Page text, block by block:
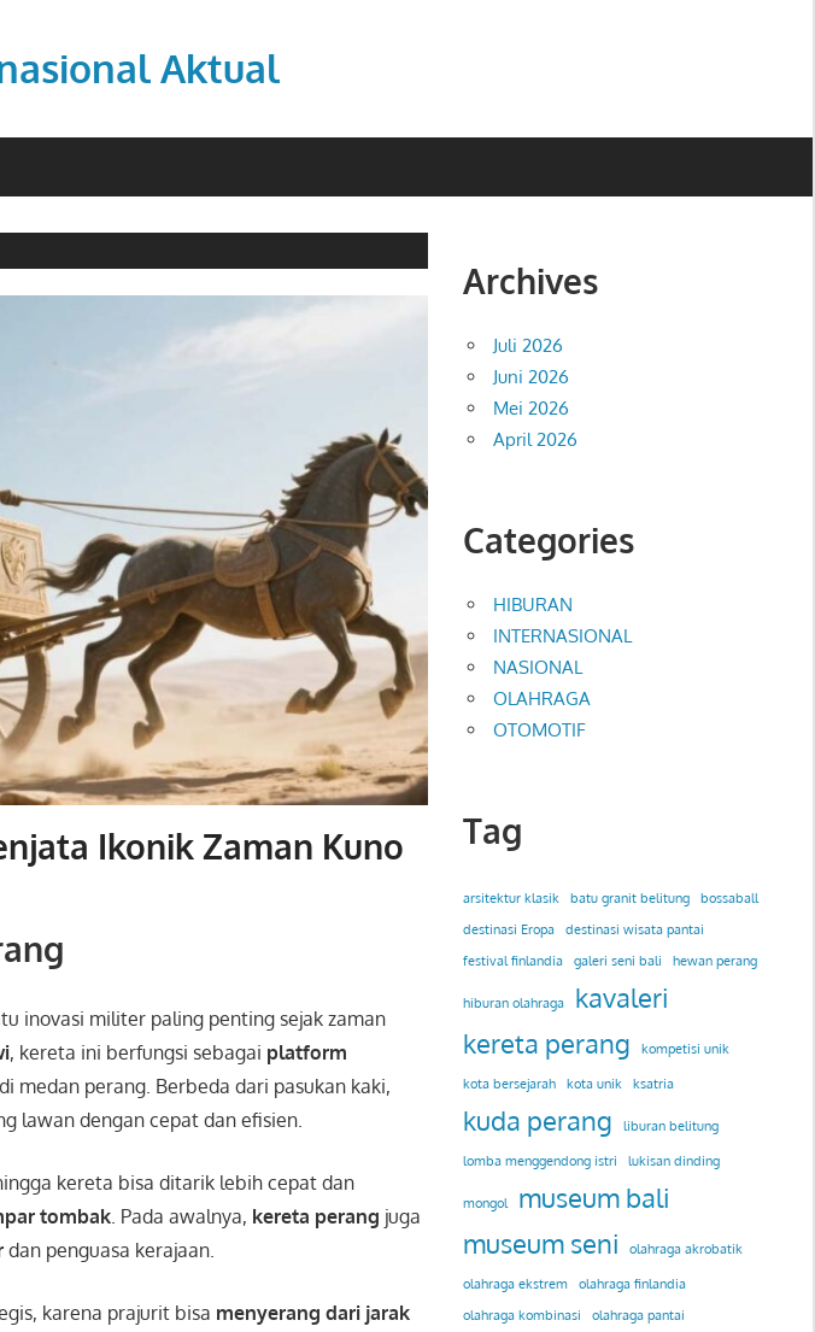
Aktual
Ikonik Zaman Kuno
inovasi militer paling penting sejak zaman
, kereta ini berfungsi sebagai platform
di medan perang. Berbeda dari pasukan kaki,
lawan dengan cepat dan efisien.
kereta bisa ditarik lebih cepat dan
tombak . Pada awalnya, kereta perang juga
dan penguasa kerajaan.
karena prajurit bisa menyerang dari jarak
Archives
Juli 2026
Juni 2026
Mei 2026
April 2026
Categories
HIBURAN
INTERNASIONAL
NASIONAL
OLAHRAGA
OTOMOTIF
Tag
arsitektur klasik batu granit belitung
bossaball
destinasi Eropa
destinasi wisata pantai
festival finlandia
galeri seni bali hewan perang
hiburan olahraga
kavaleri
kereta perang
kompetisi unik
kota bersejarah kota unik ksatria
kuda perang liburan belitung
lomba menggendong istri lukisan dinding
mongol
museum bali
museum seni
olahraga akrobatik
olahraga ekstrem
olahraga finlandia
olahraga kombinasi
olahraga pantai